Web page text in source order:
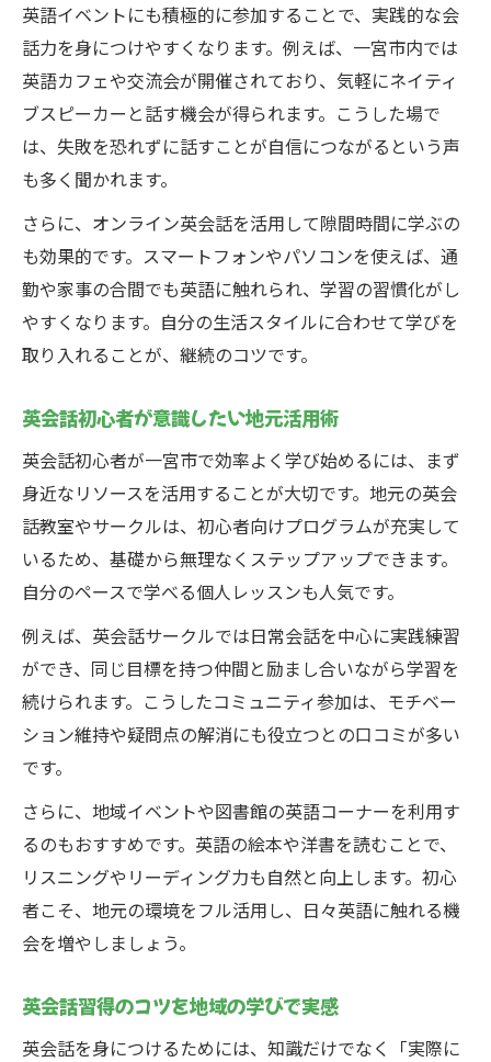
こどもと共に取り組む家庭での英会話実践術
家庭で実践できるこども英会話のコツ
親子で楽しむ英会話学習の工夫とは
こどもの英会話力を伸ばす日常的習慣
家庭英会話で大切にしたい実践ポイント
英会話力を磨くサークル活用アイデア集
英会話サークルを活かす参加のコツ
一宮市の英会話サークルで学びを深める
サークル活動がもたらす英会話力アップ
継続しやすい英会話サークルの選び方
自信を持って話せる英会話力を手に入れる
英会話に自信を持つための練習法
実践経験で英会話力を高める方法とは
一宮市で自信をつける英会話のポイント
自信を持てる英会話力を目指す日々の工夫
英語イベントにも積極的に参加することで、実践的な会
話力を身につけやすくなります。例えば、一宮市内では
英語カフェや交流会が開催されており、気軽にネイティ
ブスピーカーと話す機会が得られます。こうした場で
は、失敗を恐れずに話すことが自信につながるという声
も多く聞かれます。
さらに、オンライン英会話を活用して隙間時間に学ぶの
も効果的です。スマートフォンやパソコンを使えば、通
勤や家事の合間でも英語に触れられ、学習の習慣化がし
やすくなります。自分の生活スタイルに合わせて学びを
取り入れることが、継続のコツです。
英会話初心者が意識したい地元活用術
英会話初心者が一宮市で効率よく学び始めるには、まず
身近なリソースを活用することが大切です。地元の英会
話教室やサークルは、初心者向けプログラムが充実して
いるため、基礎から無理なくステップアップできます。
自分のペースで学べる個人レッスンも人気です。
例えば、英会話サークルでは日常会話を中心に実践練習
ができ、同じ目標を持つ仲間と励まし合いながら学習を
続けられます。こうしたコミュニティ参加は、モチベー
ション維持や疑問点の解消にも役立つとの口コミが多い
です。
さらに、地域イベントや図書館の英語コーナーを利用す
るのもおすすめです。英語の絵本や洋書を読むことで、
リスニングやリーディング力も自然と向上します。初心
者こそ、地元の環境をフル活用し、日々英語に触れる機
会を増やしましょう。
英会話習得のコツを地域の学びで実感
英会話を身につけるためには、知識だけでなく「実際に